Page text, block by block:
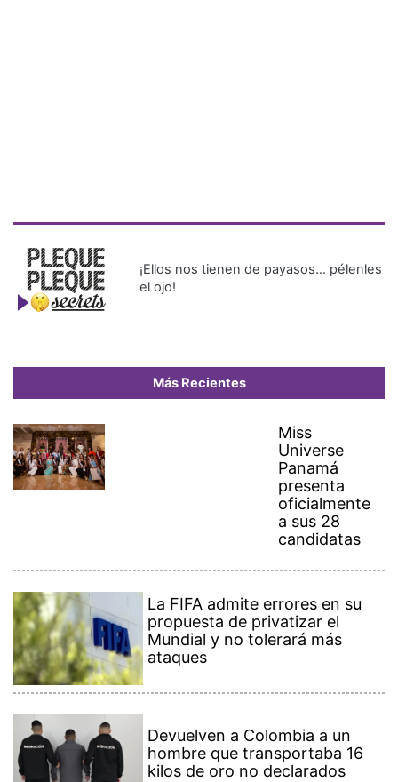
¡Ellos nos tienen de payasos… pélenles
el ojo!
Más Recientes
Miss
Universe
Panamá
presenta
oficialmente
a sus 28
candidatas
La FIFA admite errores en su
propuesta de privatizar el
Mundial y no tolerará más
ataques
Devuelven a Colombia a un
hombre que transportaba 16
kilos de oro no declarados